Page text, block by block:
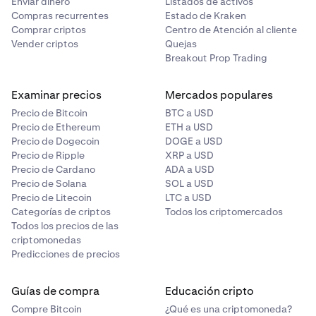
Compras recurrentes
Comprar criptos
Vender criptos
Estado de Kraken
Centro de Atención al cliente
Quejas
Breakout Prop Trading
Examinar precios
Precio de Bitcoin
Precio de Ethereum
Precio de Dogecoin
Precio de Ripple
Precio de Cardano
Precio de Solana
Precio de Litecoin
Categorías de criptos
Todos los precios de las
criptomonedas
Predicciones de precios
Mercados populares
BTC a USD
ETH a USD
DOGE a USD
XRP a USD
ADA a USD
SOL a USD
LTC a USD
Todos los criptomercados
Guías de compra
Compre Bitcoin
Educación cripto
¿Qué es una criptomoneda?